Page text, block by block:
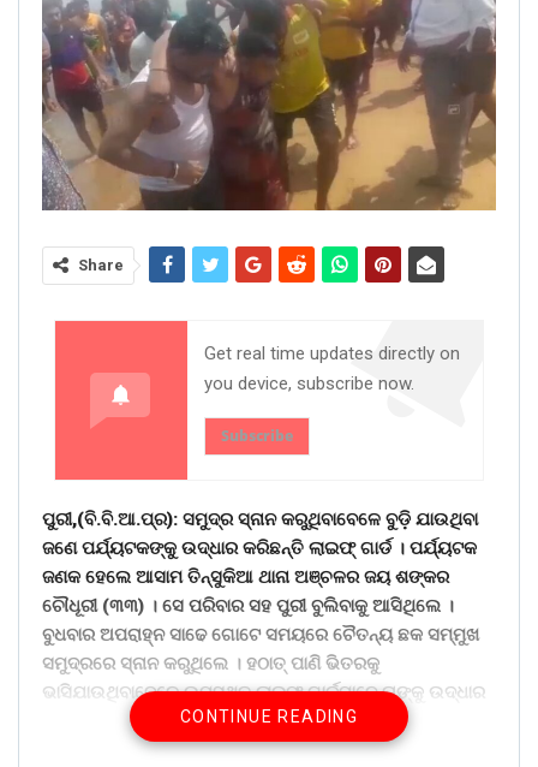
Share
Get real time updates directly on
you device, subscribe now.
Subscribe
ପୁରୀ,(ବି.ବି.ଆ.ପ୍ର): ସମୁଦ୍ର ସ୍ନାନ କରୁଥିବାବେଳେ ବୁଡ଼ି ଯାଉଥିବା
ଜଣେ ପର୍ଯ୍ୟଟକଙ୍କୁ ଉଦ୍ଧାର କରିଛନ୍ତି ଲାଇଫ୍ ଗାର୍ଡ । ପର୍ଯ୍ୟଟକ
ଜଣକ ହେଲେ ଆସାମ ତିନ୍ସୁକିଆ ଥାନା ଅଞ୍ଚଳର ଜୟ ଶଙ୍କର
ଚୌଧୂରୀ (୩୩) । ସେ ପରିବାର ସହ ପୁରୀ ବୁଲିବାକୁ ଆସିଥିଲେ ।
ବୁଧବାର ଅପରାହ୍ନ ସାଢେ ଗୋଟେ ସମୟରେ ଚୈତନ୍ୟ ଛକ ସମ୍ମୁଖ
ସମୁଦ୍ରରେ ସ୍ନାନ କରୁଥିଲେ । ହଠାତ୍ ପାଣି ଭିତରକୁ
ଭାସିଯାଉଥିବାବେଳେ ଉପସ୍ଥିତ ଲାଇଫ୍ ଗାର୍ଡମାନେ ତାଙ୍କୁ ଉଦ୍ଧାର
କରିଥିଲେ । ଲୁଣି ପାଣି ପିଇ ଅସୁସ୍ଥ ହୋଇ ପଡ଼ିଥିବା ଜୟଶଙ୍କରଙ୍କୁ
ସଦର ମୁଖ୍ୟ ଚିକିତ୍ସାଳୟରେ ଭର୍ତ୍ତି କରାଯାଇଥିଲା ।
CONTINUE READING